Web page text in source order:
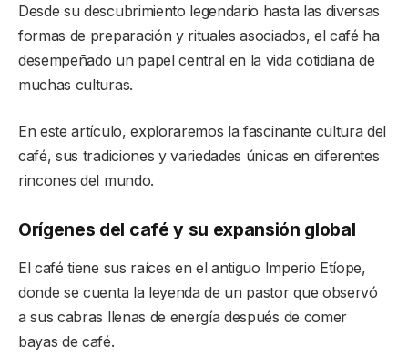
Desde su descubrimiento legendario hasta las diversas
formas de preparación y rituales asociados, el café ha
desempeñado un papel central en la vida cotidiana de
muchas culturas.
En este artículo, exploraremos la fascinante cultura del
café, sus tradiciones y variedades únicas en diferentes
rincones del mundo.
Orígenes del café y su expansión global
El café tiene sus raíces en el antiguo Imperio Etíope,
donde se cuenta la leyenda de un pastor que observó
a sus cabras llenas de energía después de comer
bayas de café.